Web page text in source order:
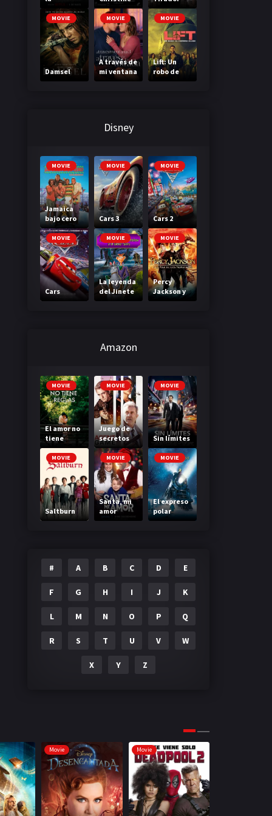
Madriguer
a MOVIE
Damsel
MOVIE
A través de
mi ventana
3: A través
MOVIE
Lift: Un
robo de
primera
Disney
MOVIE
Jamaica
bajo cero
MOVIE
Cars 3
MOVIE
Cars 2
MOVIE
Cars
MOVIE
La leyenda
del Jinete
sin cabeza
MOVIE
Percy
Jackson y
el mar de
Amazon
MOVIE
El amor no
tiene
reglas
MOVIE
Juego de
secretos
MOVIE
Sin límites
MOVIE
Saltburn
MOVIE
Santa, mi
amor
MOVIE
El expreso
polar
# A B C D E
F G H I J K
L M N O P Q
R S T U V W
X Y Z
Movie Movie